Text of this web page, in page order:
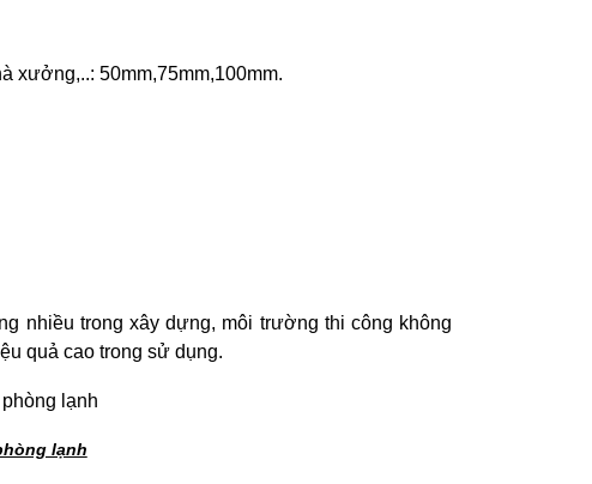
xưởng,..: 50mm,75mm,100mm.
nhiều trong xây dựng, môi trường thi công không
quả cao trong sử dụng.
lạnh